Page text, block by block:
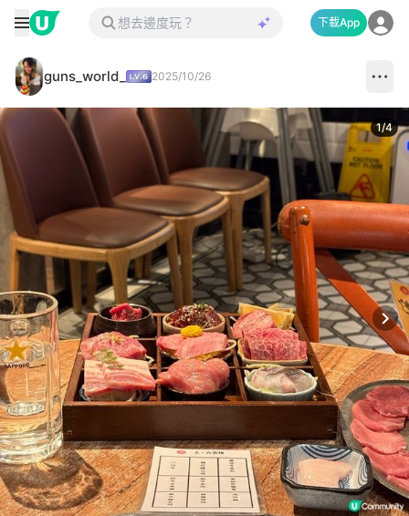
下載App
guns_world_ 2025/10/26
1/4